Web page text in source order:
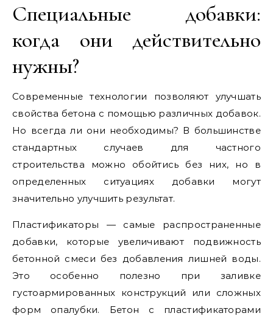
Специальные добавки:
когда они действительно
нужны?
Современные технологии позволяют улучшать
свойства бетона с помощью различных добавок.
Но всегда ли они необходимы? В большинстве
стандартных случаев для частного
строительства можно обойтись без них, но в
определенных ситуациях добавки могут
значительно улучшить результат.
Пластификаторы — самые распространенные
добавки, которые увеличивают подвижность
бетонной смеси без добавления лишней воды.
Это особенно полезно при заливке
густоармированных конструкций или сложных
форм опалубки. Бетон с пластификаторами